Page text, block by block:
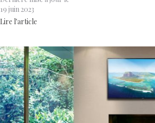
19 juin 2023
Lire l'article